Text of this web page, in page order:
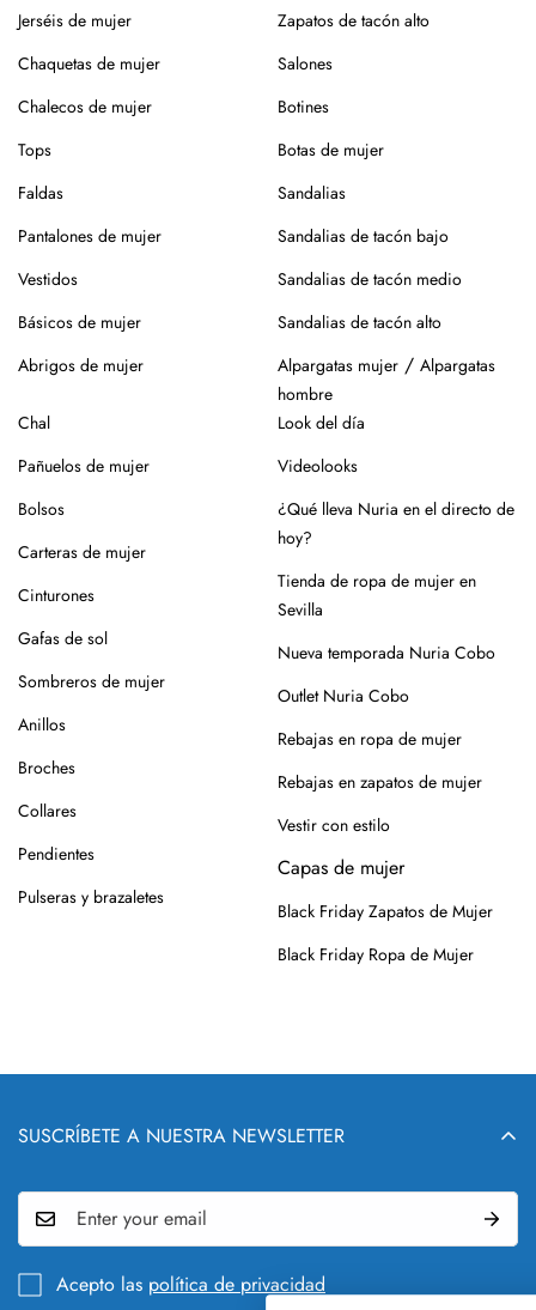
Jerséis de mujer
Chaquetas de mujer
Chalecos de mujer
Tops
Faldas
Pantalones de mujer
Vestidos
Básicos de mujer
Abrigos de mujer
Zapatos de tacón alto
Salones
Botines
Botas de mujer
Sandalias
Sandalias de tacón bajo
Sandalias de tacón medio
Sandalias de tacón alto
Alpargatas mujer / Alpargatas
hombre
Chal
Pañuelos de mujer
Bolsos
Carteras de mujer
Cinturones
Gafas de sol
Sombreros de mujer
Anillos
Broches
Collares
Pendientes
Pulseras y brazaletes
Look del día
Videolooks
¿Qué lleva Nuria en el directo de
hoy?
Tienda de ropa de mujer en
Sevilla
Nueva temporada Nuria Cobo
Outlet Nuria Cobo
Rebajas en ropa de mujer
Rebajas en zapatos de mujer
Vestir con estilo
Capas de mujer
Black Friday Zapatos de Mujer
Black Friday Ropa de Mujer
SUSCRÍBETE A NUESTRA NEWSLETTER
Acepto las política de privacidad